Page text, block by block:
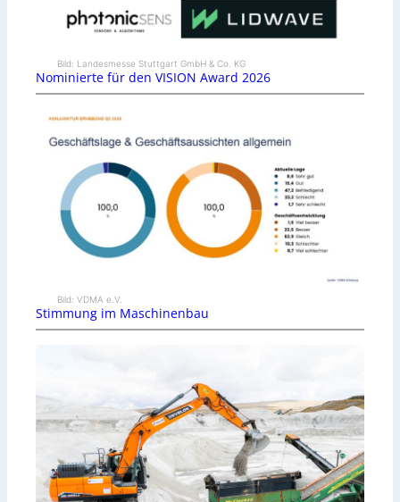
Bild: Landesmesse Stuttgart GmbH & Co. KG
Nominierte für den VISION Award 2026
Bild: VDMA e.V.
Stimmung im Maschinenbau